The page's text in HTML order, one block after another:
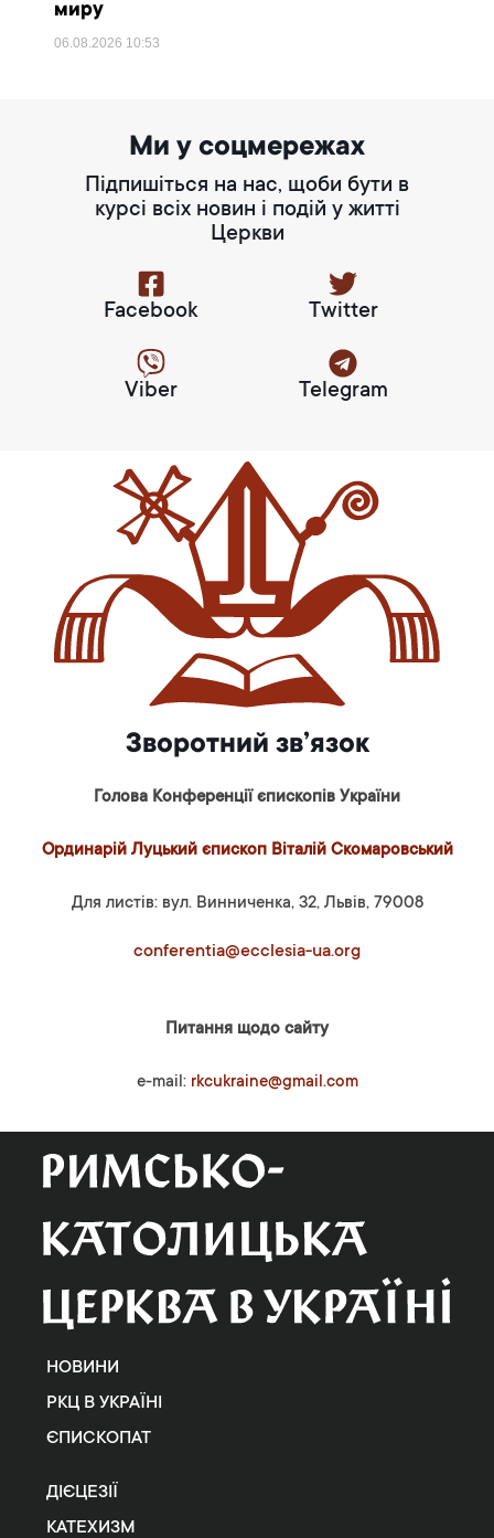
миру
06.08.2026 10:53
Ми у соцмережах
Підпишіться на нас, щоби бути в
курсі всіх новин і подій у житті
Церкви
Facebook Twitter
Viber Telegram
Зворотний зв’язок
Голова Конференції єпископів України
Ординарій Луцький єпископ Віталій Скомаровський
Для листів: вул. Винниченка, 32, Львів, 79008
conferentia@ecclesia-ua.org
Питання щодо сайту
e-mail: rkcukraine@gmail.com
НОВИНИ
РКЦ В УКРАЇНІ
ЄПИСКОПАТ
ДІЄЦЕЗІЇ
КАТЕХИЗМ